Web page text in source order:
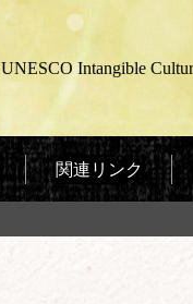
UNESCO Intangible
関連リンク